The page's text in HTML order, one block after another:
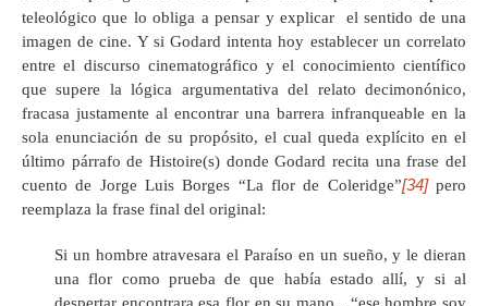
teleológico que lo obliga a pensar y explicar el sentido de una
imagen de cine. Y si Godard intenta hoy establecer un correlato
entre el discurso cinematográfico y el conocimiento científico
que supere la lógica argumentativa del relato decimonónico,
fracasa justamente al encontrar una barrera infranqueable en la
sola enunciación de su propósito, el cual queda explícito en el
último párrafo de Histoire(s) donde Godard recita una frase del
cuento de Jorge Luis Borges “La flor de Coleridge”[34]pero
reemplaza la frase final del original:
Si un hombre atravesara el Paraíso en un sueño, y le dieran
una flor como prueba de que había estado allí, y si al
despertar encontrara esa flor en su mano…“ese hombre soy